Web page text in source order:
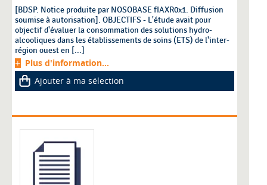
[BDSP. Notice produite par NOSOBASE fIAXR0x1. Diffusion
soumise à autorisation]. OBJECTIFS - L'étude avait pour
objectif d'évaluer la consommation des solutions hydro-
alcooliques dans les établissements de soins (ETS) de l'inter-
région ouest en [...]
Plus d'information...
Ajouter à ma sélection